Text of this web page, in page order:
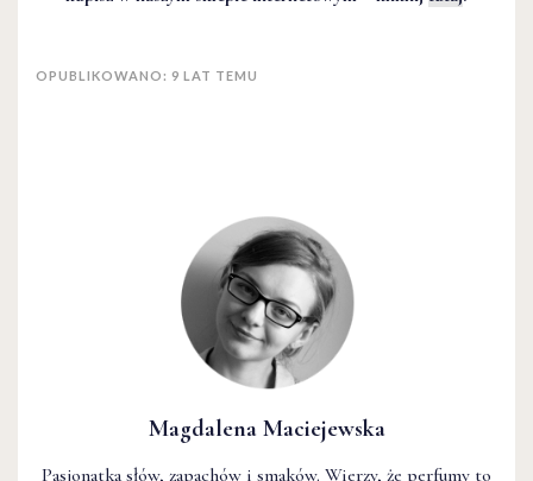
Magdalena Maciejewska
Pasjonatka słów, zapachów i smaków. Wierzy, że perfumy to
OPUBLIKOWANO: 9 LAT TEMU